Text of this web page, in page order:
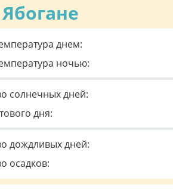
днем:
ночью:
солнечных дней:
дня:
дождливых дней:
осадков: